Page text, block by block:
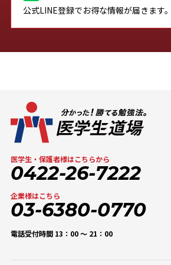
公式LINE登録でお得な情報が届きます。
医学生・保護者様はこちらから
0422-26-7222
企業様はこちら
03-6380-0770
電話受付時間 13：00 〜 21：00